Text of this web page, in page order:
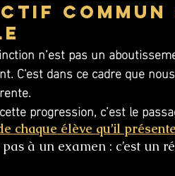
n’est pas un
C'est dans ce cadre que
progression, c’est le
chaque élève qu’il
à un examen : c’est un